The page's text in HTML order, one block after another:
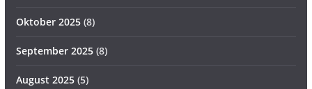
Oktober 2025(8)
September 2025(8)
August 2025(5)